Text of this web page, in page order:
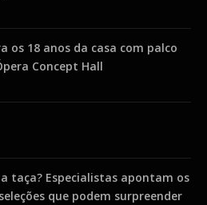
os 18 anos da casa com palco
Concept Hall
taça? Especialistas apontam os
que podem surpreender